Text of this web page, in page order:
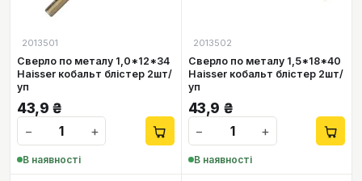
2013501
Сверло по металу 1,0*12*34
Haisser кобальт блістер 2шт/
уп
43,9 ₴
−
+
В наявності
2013502
Сверло по металу 1,5*18*40
Haisser кобальт блістер 2шт/
уп
43,9 ₴
−
+
В наявності